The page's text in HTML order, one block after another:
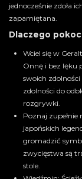
jednocześnie zdoła
zapamiętana.
Dlaczego
Wciel się w
Onnę i bez lęku
swoich
zdolności do
rozgrywki.
Poznaj zupełnie
japońskich
gromadzić
zwycięstwa są
stole.